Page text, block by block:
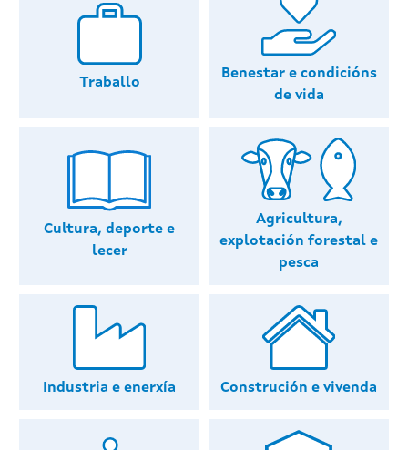
Traballo
Benestar e condicións
de vida
Cultura, deporte e
lecer
Agricultura,
explotación forestal e
pesca
Industria e enerxía Construción e vivenda